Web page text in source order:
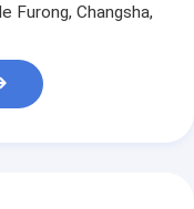
Furong, Changsha,